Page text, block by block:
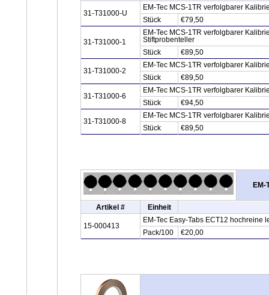
31-T31000-U
EM-Tec MCS-1TR verfolgbarer
Stück
€79,50
31-T31000-1
EM-Tec MCS-1TR verfolgbarer
Stiftprobenteller
Stück
€89,50
31-T31000-2
EM-Tec MCS-1TR verfolgbarer
Stück
€89,50
31-T31000-6
EM-Tec MCS-1TR verfolgbarer
Stück
€94,50
31-T31000-8
EM-Tec MCS-1TR verfolgbarer
Stück
€89,50
Artikel # Einheit
15-000413
EM-Tec Easy-Tabs ECT12
Pack/100
€20,00